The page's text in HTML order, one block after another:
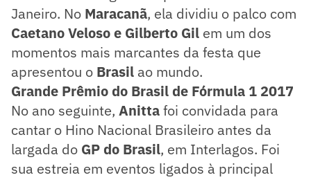
Janeiro. No Maracanã, ela dividiu o palco com
Caetano Veloso e Gilberto Gil em um dos
momentos mais marcantes da festa que
apresentou o Brasil ao mundo.
Grande Prêmio do Brasil de Fórmula 1 2017
No ano seguinte, Anittafoi convidada para
cantar o Hino Nacional Brasileiro antes da
largada do GP do Brasil, em Interlagos. Foi
sua estreia em eventos ligados à principal